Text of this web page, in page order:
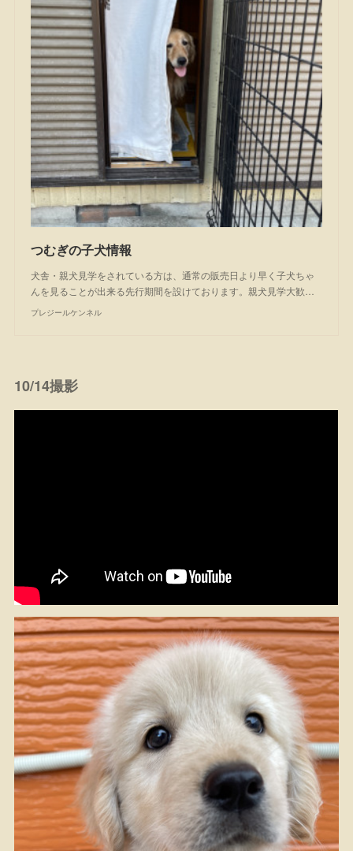
つむぎの子犬情報
犬舎・親犬見学をされている方は、通常の販売日より早く子犬ちゃ
んを見ることが出来る先行期間を設けております。親犬見学大歓…
プレジールケンネル
10/14撮影